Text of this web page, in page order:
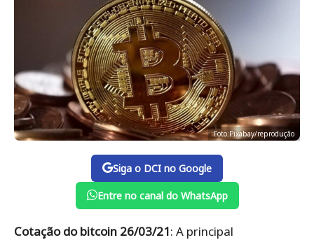
Foto:Pixabay/reprodução
Siga o DCI no Google
Entre no canal do WhatsApp
Cotação do bitcoin 26/03/21: A principal